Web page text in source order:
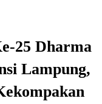
25 Dharma
Lampung,